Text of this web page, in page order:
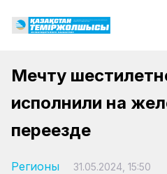
Мечту
исполнили на
переезде
Регионы 31.05.2024, 15:50